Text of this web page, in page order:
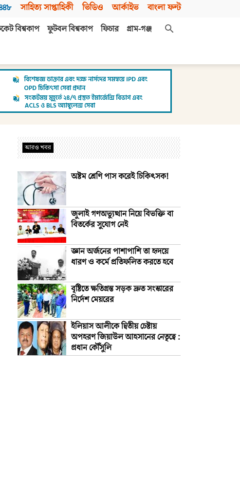
সাহিত্য সাপ্তাহিকী ভিডিও আর্কাইভ বাংলা ফন্ট
বিশ্বকাপ ফুটবল বিশ্বকাপ ফিচার
গ্রাম-গঞ্জ
আরও খবর
অষ্টম শ্রেণি পাস করেই চিকিৎসক!
জুলাই গণঅভ্যুত্থান নিয়ে বিভক্তি বা
বিতর্কের সুযোগ নেই
জ্ঞান অর্জনের পাশাপাশি তা হৃদয়ে
ধারণ ও কর্মে প্রতিফলিত করতে হবে
বৃষ্টিতে ক্ষতিগ্রস্ত সড়ক দ্রুত সংস্কারের
নির্দেশ মেয়রের
ইলিয়াস আলীকে দ্বিতীয় চেষ্টায়
অপহরণ জিয়াউল আহসানের নেতৃত্বে :
প্রধান কৌঁসুলি